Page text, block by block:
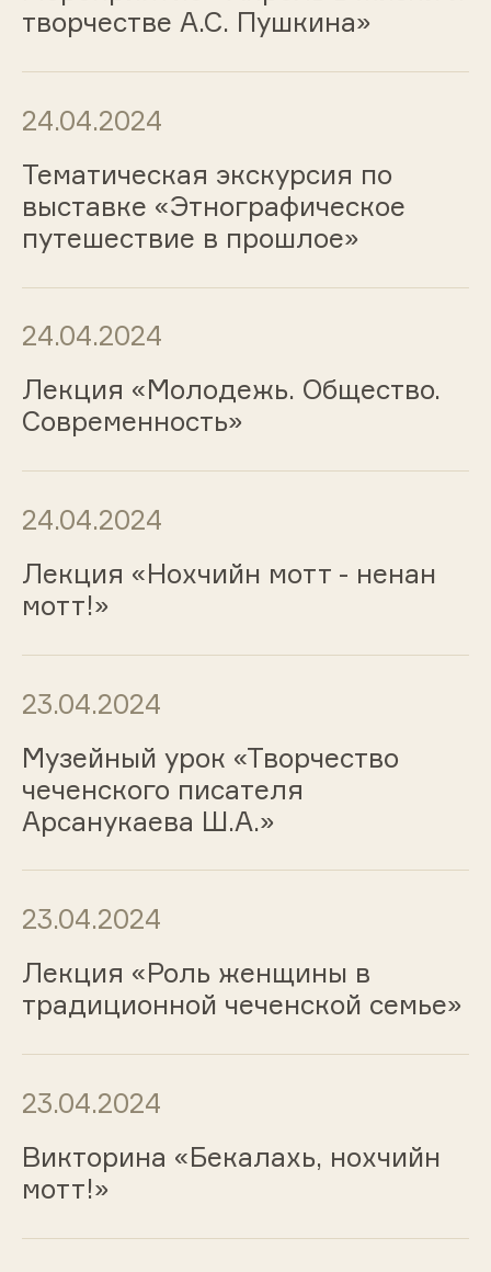
творчестве А.С. Пушкина»
24.04.2024
Тематическая экскурсия по
выставке «Этнографическое
путешествие в прошлое»
24.04.2024
Лекция «Молодежь. Общество.
Современность»
24.04.2024
Лекция «Нохчийн мотт - ненан
мотт!»
23.04.2024
Музейный урок «Творчество
чеченского писателя
Арсанукаева Ш.А.»
23.04.2024
Лекция «Роль женщины в
традиционной чеченской семье»
23.04.2024
Викторина «Бекалахь, нохчийн
мотт!»